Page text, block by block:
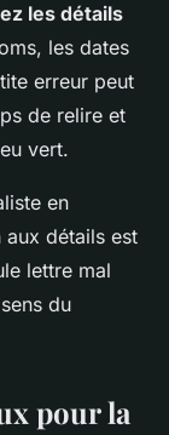
les détails
les dates
erreur peut
de relire et
vert.
en
aux détails est
lettre mal
du
pour la